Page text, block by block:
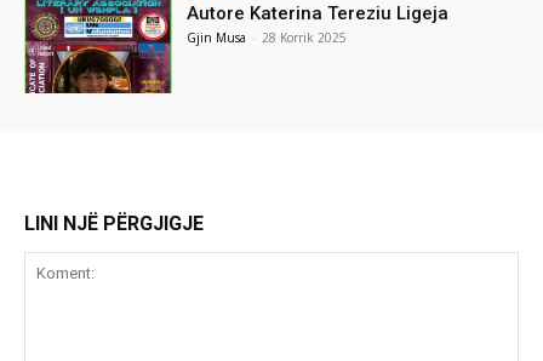
Autore Katerina Tereziu Ligeja
Gjin Musa - 28 Korrik 2025
LINI NJË PËRGJIGJE